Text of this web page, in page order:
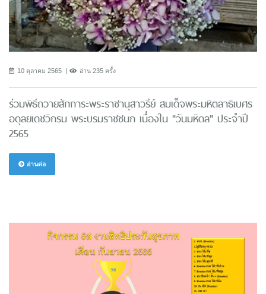
10 ตุลาคม 2565 อ่าน 235 ครั้ง
ร่วมพิธีถวายสักการะพระราชานุสาวรีย์ สมเด็จพระมหิตลาธิเบศร
อดุลยเดชวิกรม พระบรมราชชนก เนื่องใน "วันมหิดล" ประจำปี
2565
อ่านต่อ